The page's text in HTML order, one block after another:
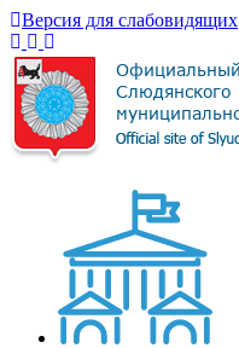
Версия для слабовидящих